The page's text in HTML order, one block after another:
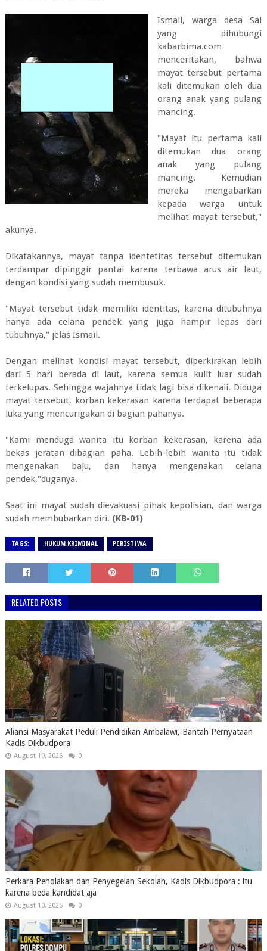
Ismail, warga desa Sai
yang dihubungi
kabarbima.com
menceritakan, bahwa
mayat tersebut pertama
kali ditemukan oleh dua
orang anak yang pulang
mancing.
"Mayat itu pertama kali
ditemukan dua orang
anak yang pulang
mancing. Kemudian
mereka mengabarkan
kepada warga untuk
melihat mayat tersebut,"
akunya.
Dikatakannya, mayat tanpa identetitas tersebut ditemukan
terdampar dipinggir pantai karena terbawa arus air laut,
dengan kondisi yang sudah membusuk.
"Mayat tersebut tidak memiliki identitas, karena ditubuhnya
hanya ada celana pendek yang juga hampir lepas dari
tubuhnya," jelas Ismail.
Dengan melihat kondisi mayat tersebut, diperkirakan lebih
dari 5 hari berada di laut, karena semua kulit luar sudah
terkelupas. Sehingga wajahnya tidak lagi bisa dikenali. Diduga
mayat tersebut, korban kekerasan karena terdapat beberapa
luka yang mencurigakan di bagian pahanya.
"Kami menduga wanita itu korban kekerasan, karena ada
bekas jeratan dibagian paha. Lebih-lebih wanita itu tidak
mengenakan baju, dan hanya mengenakan celana
pendek,"duganya.
Saat ini mayat sudah dievakuasi pihak kepolisian, dan warga
sudah membubarkan diri. (KB-01)
TAGS: HUKUM KRIMINAL PERISTIWA
RELATED POSTS
Aliansi Masyarakat Peduli Pendidikan Ambalawi, Bantah Pernyataan
Kadis Dikbudpora
August 10, 2026 0
Perkara Penolakan dan Penyegelan Sekolah, Kadis Dikbudpora : itu
karena beda kandidat aja
August 10, 2026 0